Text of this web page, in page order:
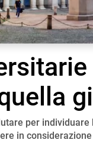
per
in considerazione